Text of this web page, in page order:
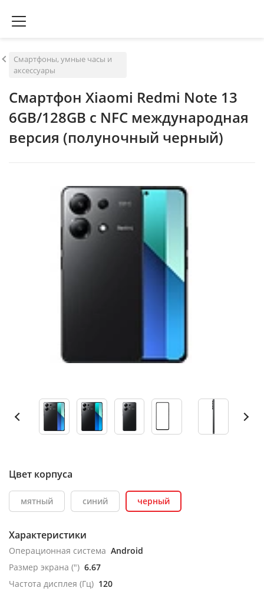
Смартфоны, умные часы и
аксессуары
Смартфон Xiaomi Redmi Note 13
6GB/128GB с NFC международная
версия (полуночный черный)
Цвет корпуса
мятный синий черный
Характеристики
Операционная система Android
Размер экрана (") 6.67
Частота дисплея (Гц) 120